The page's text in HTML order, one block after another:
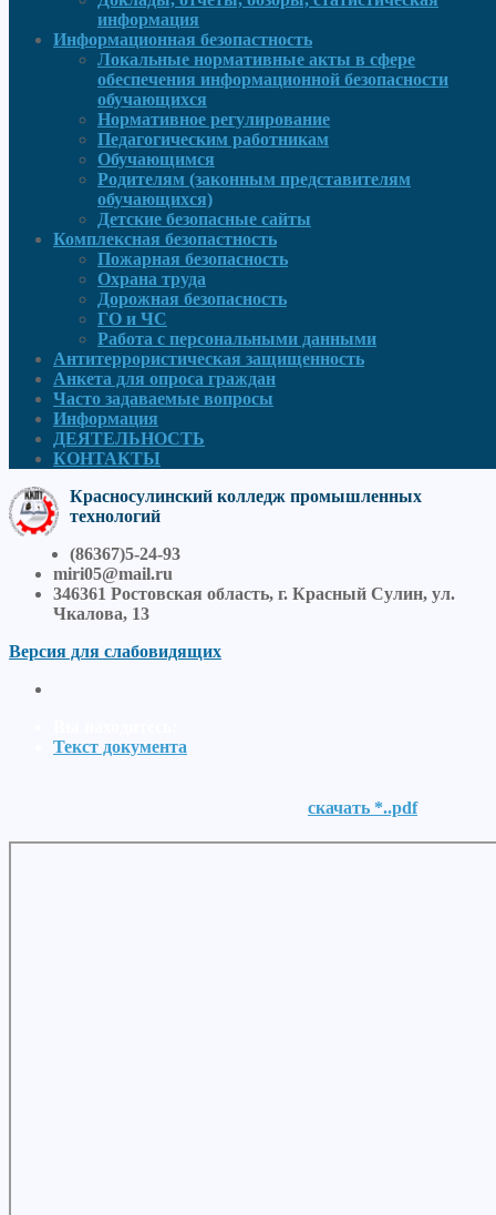
информация
Информационная безопастность
Локальные нормативные акты в сфере
обеспечения информационной безопасности
обучающихся
Нормативное регулирование
Педагогическим работникам
Обучающимся
Родителям (законным представителям
обучающихся)
Детские безопасные сайты
Комплексная безопастность
Пожарная безопасность
Охрана труда
Дорожная безопасность
ГО и ЧС
Работа с персональными данными
Антитеррористическая защищенность
Анкета для опроса граждан
Часто задаваемые вопросы
Информация
ДЕЯТЕЛЬНОСТЬ
КОНТАКТЫ
Красносулинский колледж промышленных
технологий
(86367)5-24-93
miri05@mail.ru
346361 Ростовская область, г. Красный Сулин, ул.
Чкалова, 13
Версия для слабовидящих
Текст документа
скачать *..pdf